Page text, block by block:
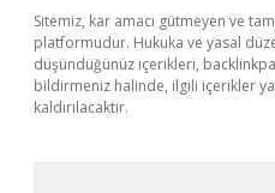
Sitemiz, kar amacı gütmeyen ve
platformudur. Hukuka ve yasal
düşündüğünüz içerikleri,
bildirmeniz halinde, ilgili içerikler
kaldırılacaktır.